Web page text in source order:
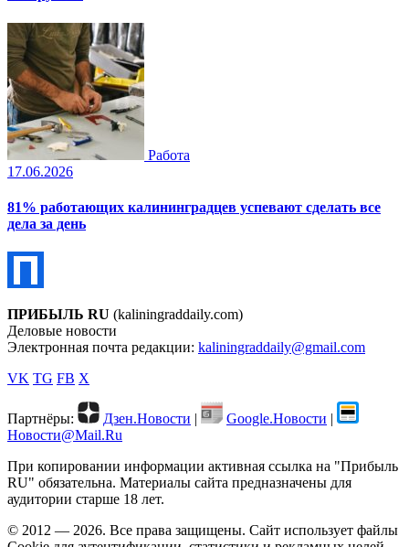
Работа
17.06.2026
81% работающих калининградцев успевают сделать все
дела за день
ПРИБЫЛЬ RU (kaliningraddaily.com)
Деловые новости
Электронная почта редакции: kaliningraddaily@gmail.com
VK TG FB X
Партнёры: Дзен.Новости | Google.Новости |
Новости@Mail.Ru
При копировании информации активная ссылка на "Прибыль
RU" обязательна. Материалы сайта предназначены для
аудитории старше 18 лет.
© 2012 — 2026. Все права защищены. Сайт использует файлы